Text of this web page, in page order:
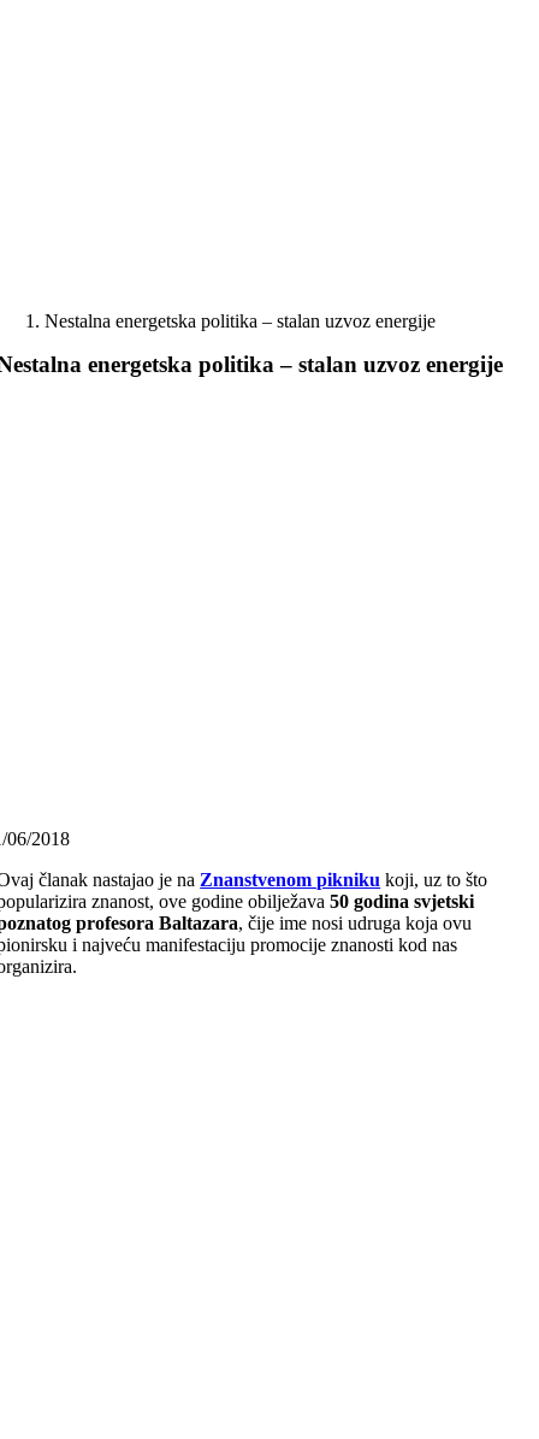
Nestalna energetska politika – stalan uzvoz energije
energetska politika – stalan uzvoz energije
06/2018
članak nastajao je na Znanstvenom pikniku koji, uz to što
znanost, ove godine obilježava50 godina svjetski
profesora Baltazara, čije ime nosi udruga koja ovu
i najveću manifestaciju promocije znanosti kod nas